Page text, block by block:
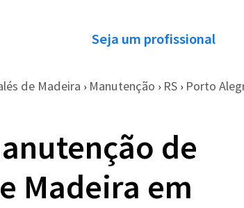
Seja um profissional
de Madeira › Manutenção › RS › Porto
de
Madeira em